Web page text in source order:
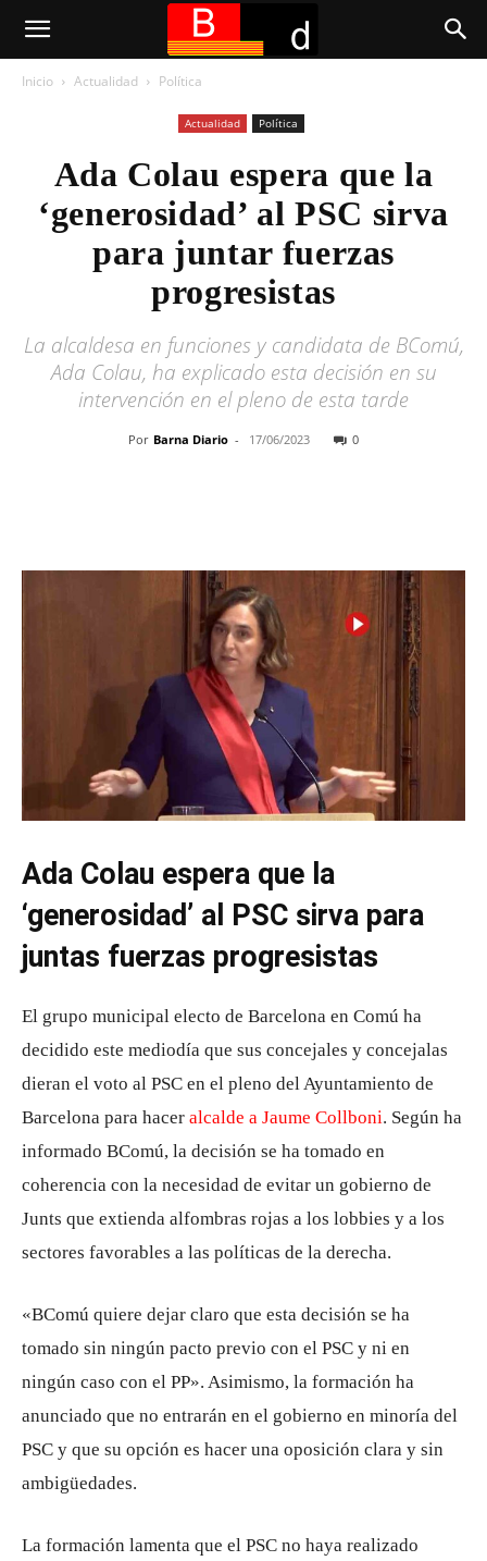
Inicio Actualidad Política
Actualidad Política
Ada Colau espera que la
‘generosidad’ al PSC sirva
para juntar fuerzas
progresistas
La alcaldesa en funciones y candidata de BComú,
Ada Colau, ha explicado esta decisión en su
intervención en el pleno de esta tarde
Por Barna Diario - 17/06/2023 0
Ada Colau espera que la
‘generosidad’ al PSC sirva para
juntas fuerzas progresistas
El grupo municipal electo de Barcelona en Comú ha
decidido este mediodía que sus concejales y concejalas
dieran el voto al PSC en el pleno del Ayuntamiento de
Barcelona para hacer alcalde a Jaume Collboni. Según ha
informado BComú, la decisión se ha tomado en
coherencia con la necesidad de evitar un gobierno de
Junts que extienda alfombras rojas a los lobbies y a los
sectores favorables a las políticas de la derecha.
«BComú quiere dejar claro que esta decisión se ha
tomado sin ningún pacto previo con el PSC y ni en
ningún caso con el PP». Asimismo, la formación ha
anunciado que no entrarán en el gobierno en minoría del
PSC y que su opción es hacer una oposición clara y sin
ambigüedades.
La formación lamenta que el PSC no haya realizado